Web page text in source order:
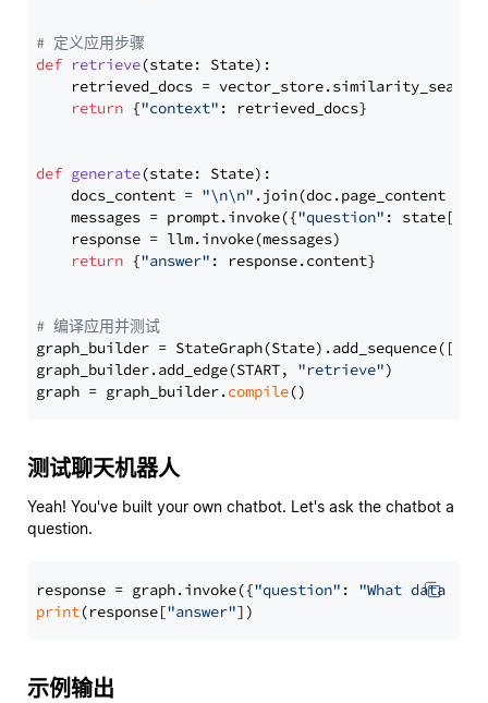
# 定义应用步骤
def retrieve(state: State):
retrieved_docs =
return {"context" : retrieved_docs}
def generate(state: State):
    docs_content =
"\n\n" .join(doc.page_content
    messages = prompt.invoke({
"question" : state[
    response = llm.invoke(messages)
return {"answer" : response.content}
# 编译应用并测试
graph_builder =
graph_builder.add_edge(START, "retrieve")
graph = graph_builder.compile
测试聊天机器人
Yeah! You've built your own chatbot. Let's ask the chatbot a
question.
response = graph.invoke({"question" : "What data
print(response["answer"
示例输出